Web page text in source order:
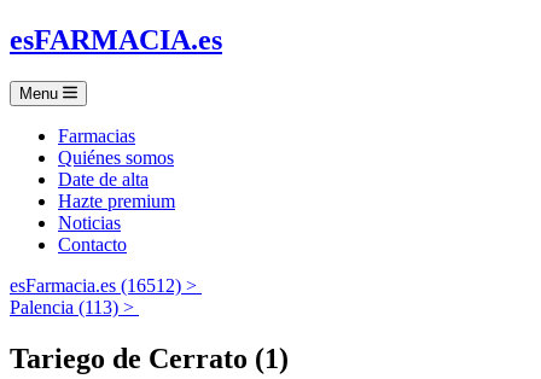
esFARMACIA.es
Menu
Farmacias
Quiénes somos
Date de alta
Hazte premium
Noticias
Contacto
esFarmacia.es (16512) >
Palencia (113) >
Tariego de Cerrato (1)